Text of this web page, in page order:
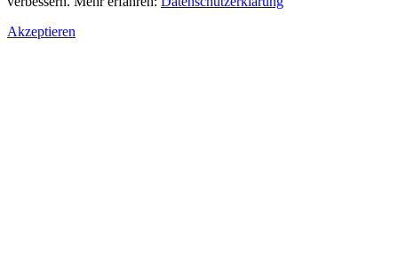
Akzeptieren